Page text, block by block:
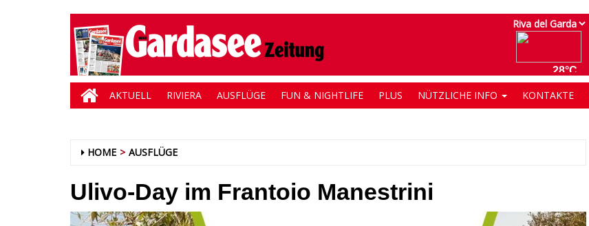
AKTUELL RIVIERA AUSFLÜGE FUN & NIGHTLIFE PLUS NÜTZLICHE INFO KONTAKTE
HOME AUSFLÜGE
Ulivo-Day im Frantoio Manestrini